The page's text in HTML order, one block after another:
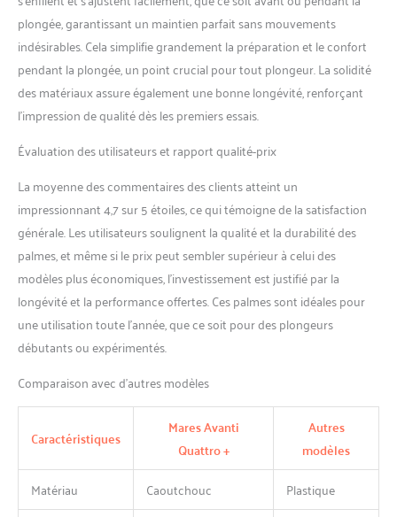
plongée, garantissant un maintien parfait sans mouvements
indésirables. Cela simplifie grandement la préparation et le confort
pendant la plongée, un point crucial pour tout plongeur. La solidité
des matériaux assure également une bonne longévité, renforçant
l’impression de qualité dès les premiers essais.
Évaluation des utilisateurs et rapport qualité-prix
La moyenne des commentaires des clients atteint un
impressionnant 4,7 sur 5 étoiles, ce qui témoigne de la satisfaction
générale. Les utilisateurs soulignent la qualité et la durabilité des
palmes, et même si le prix peut sembler supérieur à celui des
modèles plus économiques, l’investissement est justifié par la
longévité et la performance offertes. Ces palmes sont idéales pour
une utilisation toute l’année, que ce soit pour des plongeurs
débutants ou expérimentés.
Comparaison avec d’autres modèles
Caractéristiques
Mares Avanti
Quattro +
Autres
modèles
Matériau Caoutchouc
Plastique